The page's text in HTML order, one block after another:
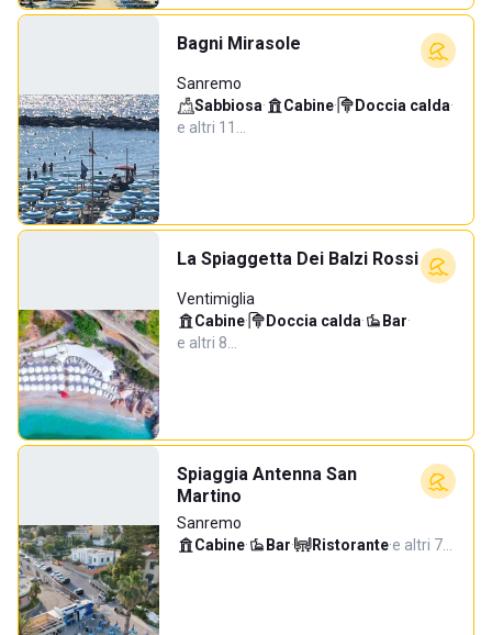
Bagni Mirasole
Sanremo
Sabbiosa· Cabine· Doccia calda·
e altri 11…
La Spiaggetta Dei Balzi Rossi
Ventimiglia
Cabine· Doccia calda· Bar·
e altri 8…
Spiaggia Antenna San
Martino
Sanremo
Cabine· Bar· Ristorante·e altri 7…